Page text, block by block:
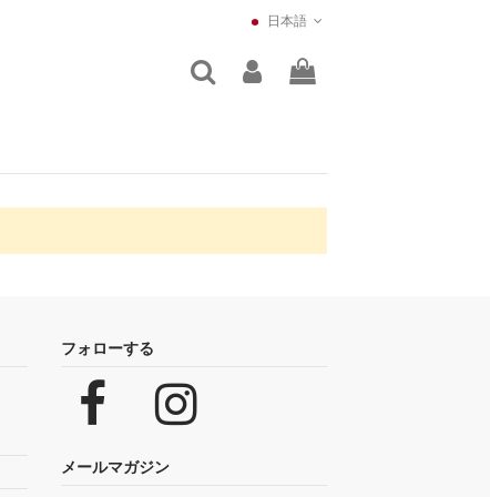
日本語
フォローする
メールマガジン